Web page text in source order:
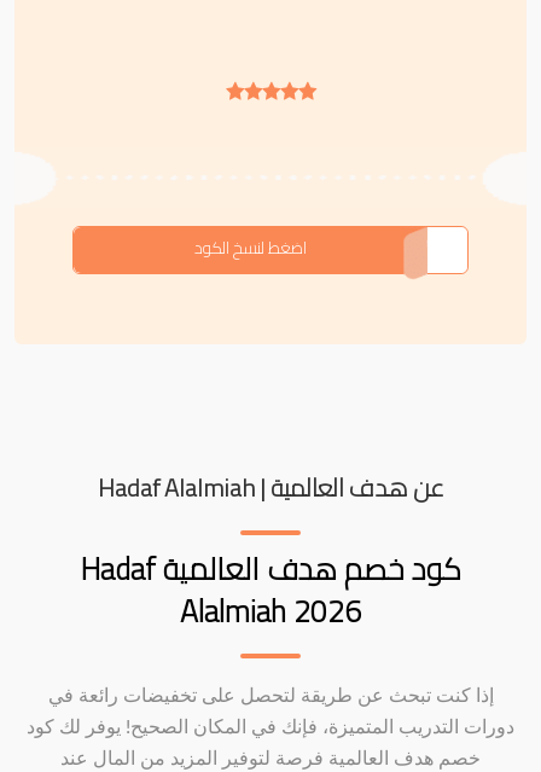
F-LPP3J
اضغط لنسخ الكود
عن هدف العالمية | Hadaf Alalmiah
كود خصم هدف العالمية Hadaf
Alalmiah 2026
إذا كنت تبحث عن طريقة لتحصل على تخفيضات رائعة في
دورات التدريب المتميزة، فإنك في المكان الصحيح! يوفر لك كود
خصم هدف العالمية فرصة لتوفير المزيد من المال عند